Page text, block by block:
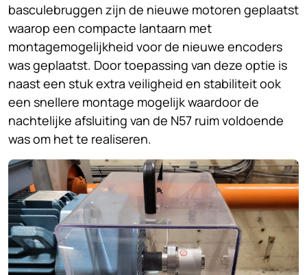
basculebruggen zijn de nieuwe motoren geplaatst
waarop een compacte lantaarn met
montagemogelijkheid voor de nieuwe encoders
was geplaatst. Door toepassing van deze optie is
naast een stuk extra veiligheid en stabiliteit ook
een snellere montage mogelijk waardoor de
nachtelijke afsluiting van de N57 ruim voldoende
was om het te realiseren.